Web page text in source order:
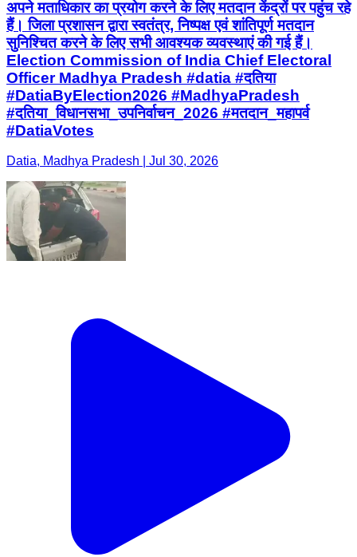
अपने मताधिकार का प्रयोग करने के लिए मतदान केंद्रों पर पहुंच रहे
हैं। जिला प्रशासन द्वारा स्वतंत्र, निष्पक्ष एवं शांतिपूर्ण मतदान
सुनिश्चित करने के लिए सभी आवश्यक व्यवस्थाएं की गई हैं।
Election Commission of India Chief Electoral
Officer Madhya Pradesh #datia #दतिया
#DatiaByElection2026 #MadhyaPradesh
#दतिया_विधानसभा_उपनिर्वाचन_2026 #मतदान_महापर्व
#DatiaVotes
Datia, Madhya Pradesh | Jul 30, 2026